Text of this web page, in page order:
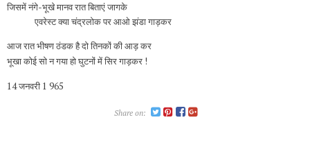
जिसमें नंगे-भूखे मानव रात बिताएं जागके
एवरेस्ट क्‍या चंद्रलोक पर आओ झंडा गाड़कर
आज रात भीषण ठंडक है दो तिनकों की आड़ कर
भूखा कोई सो न गया हो घुटनों में सिर गाड़कर !
14 जनवरी 1 965
Share on: